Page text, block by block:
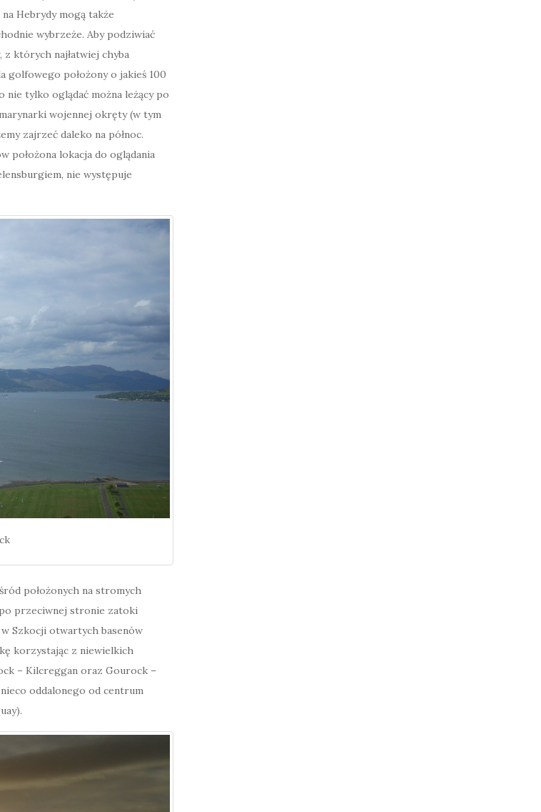
Hebrydy mogą także
wybrzeże. Aby podziwiać
których najłatwiej chyba
położony o jakieś 100
tylko oglądać można leżący po
wojennej okręty (w tym
zajrzeć daleko na północ.
położona lokacja do oglądania
nie występuje
położonych na stromych
przeciwnej stronie zatoki
Szkocji otwartych basenów
korzystając z niewielkich
– Kilcreggan oraz Gourock –
oddalonego od centrum